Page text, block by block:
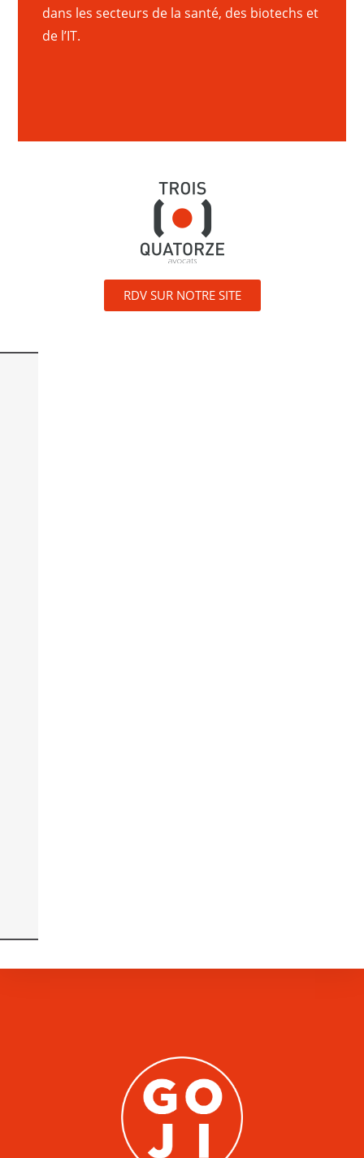
dans les secteurs de la santé, des biotechs et
de l’IT.
RDV SUR NOTRE SITE